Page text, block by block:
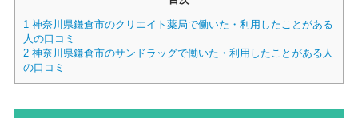
1神奈川県鎌倉市のクリエイト薬局で働いた・利用したことがある
人の口コミ
2神奈川県鎌倉市のサンドラッグで働いた・利用したことがある人
の口コミ